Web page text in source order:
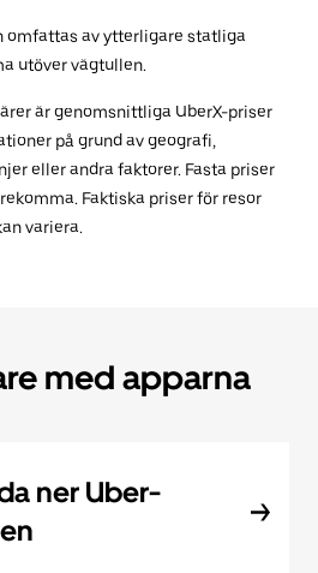
omfattas av ytterligare statliga
utöver vägtullen.
är genomsnittliga UberX-priser
på grund av geografi,
eller andra faktorer. Fasta priser
Faktiska priser för resor
variera.
med apparna
ner Uber-